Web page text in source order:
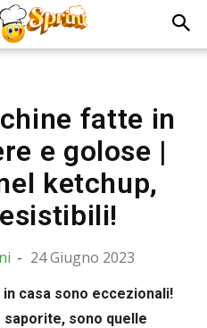
fatte in
e golose |
ketchup,
- 24 Giugno 2023
casa sono eccezionali!
sono quelle